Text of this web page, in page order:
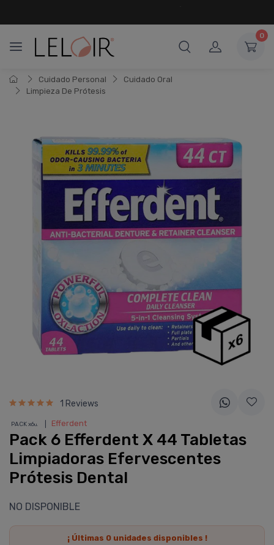
0
Cuidado Personal
Cuidado Oral
Limpieza De Prótesis
1 Reviews
PACK x6u. Efferdent
Pack 6 Efferdent X 44 Tabletas
Limpiadoras Efervescentes
Prótesis Dental
NO DISPONIBLE
¡ Últimas 0unidades disponibles !